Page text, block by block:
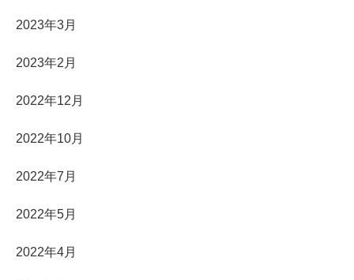
2023年3月
2023年2月
2022年12月
2022年10月
2022年7月
2022年5月
2022年4月